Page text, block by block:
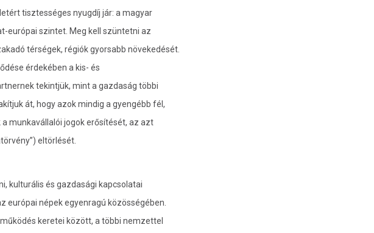
tisztességes nyugdíj jár: a magyar
európai szintet. Meg kell szüntetni az
térségek, régiók gyorsabb növekedését.
érdekében a kis- és
tekintjük, mint a gazdaság többi
át, hogy azok mindig a gyengébb fél,
munkavállalói jogok erősítését, az azt
eltörlését.
kulturális és gazdasági kapcsolatai
európai népek egyenragú közösségében.
keretei között, a többi nemzettel